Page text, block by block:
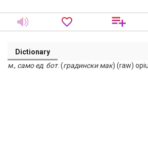
Dictionary
м., само ед. бот. (градински мак) (raw)